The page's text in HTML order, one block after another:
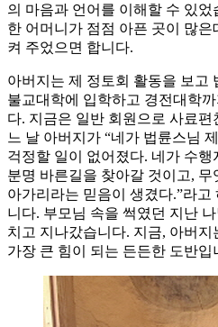
의 마음과 언어를 이해할 수 있었
한 어머니가 점점 아픈 곳이 많은
켜 주었으면 합니다.
아버지는 제 정토회 활동을 보고
불교대학에 입학하고 경전대학
다. 지금은 일반 회원으로 사료
느 날 아버지가 “네가 법륜스님
걱정할 일이 없어졌다. 네가 수
분명 바른길을 찾아갈 것이고,
아가리라는 믿음이 생겼다.”라
니다. 부모님 속을 썩였던 지난
치고 지나갔습니다. 지금, 아버지
가장 큰 힘이 되는 든든한 도반입